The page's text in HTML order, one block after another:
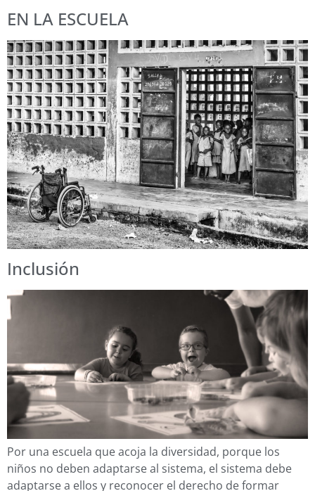
EN LA ESCUELA
Inclusión
Por una escuela que acoja la diversidad, porque los
niños no deben adaptarse al sistema, el sistema debe
adaptarse a ellos y reconocer el derecho de formar